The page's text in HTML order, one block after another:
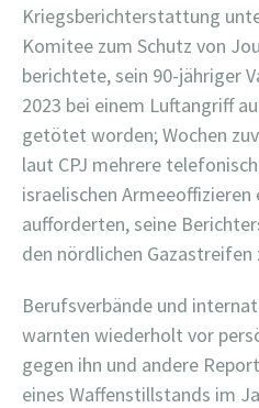
Kriegsberichterstattung
Komitee zum Schutz von
berichtete, sein 90-jähriger
2023 bei einem Luftangriff
getötet worden; Wochen
laut CPJ mehrere
israelischen Armeeoffizieren
aufforderten, seine
den nördlichen Gazastreifen
Berufsverbände und
warnten wiederholt vor
gegen ihn und andere
eines Waffenstillstands im